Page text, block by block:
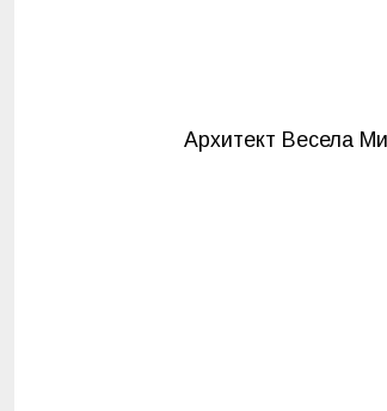
Архитект Весела